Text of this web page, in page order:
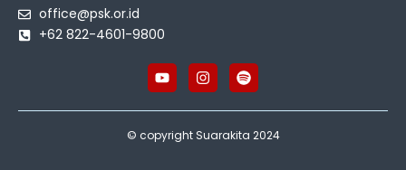
office@psk.or.id
+62 822-4601-9800
© copyright Suarakita 2024